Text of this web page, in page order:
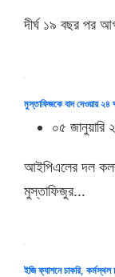
দীর্ঘ ১৯ বছর পর
মুস্তাফিজকে বাদ দেওয়ায় ২৪
০৫ জানুয়ারি
আইপিএলের দল
মুস্তাফিজুর…
ইজি ফ্যাশনে চাকরি, কর্মস্থল